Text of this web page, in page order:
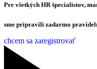
Pre všetkých HR špecialistov,
sme pripravili zadarmo
chcem sa zaregistrovať